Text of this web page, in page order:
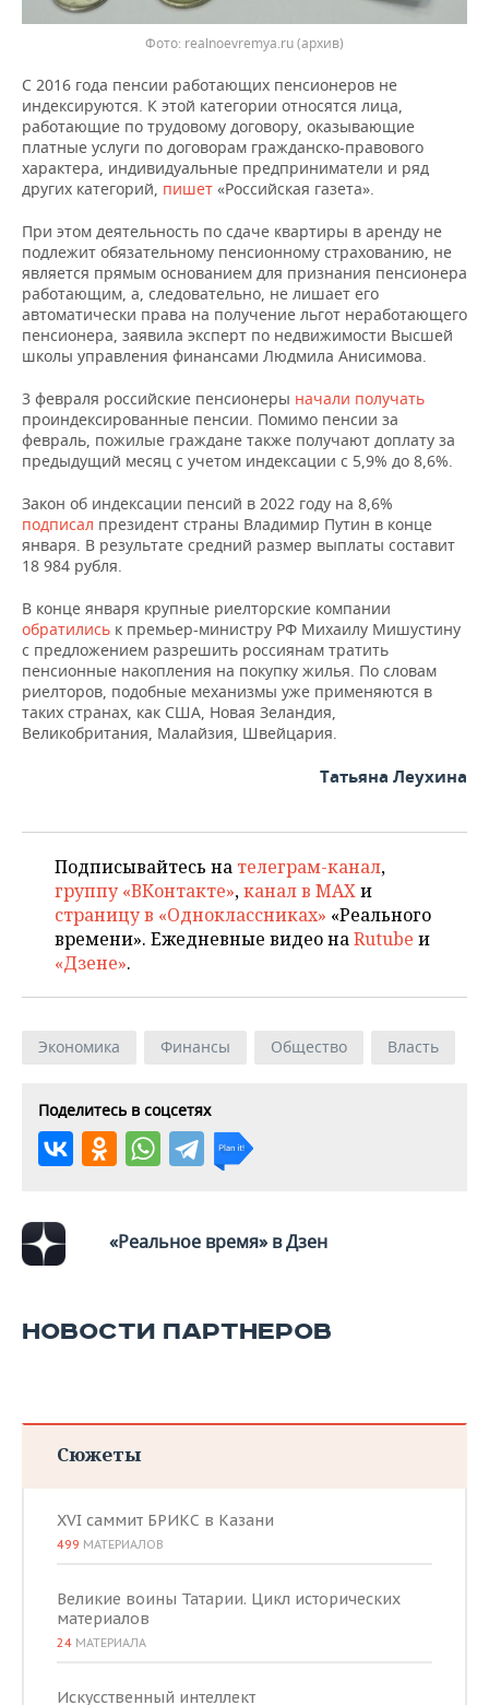
Фото: realnoevremya.ru (архив)
С 2016 года пенсии работающих пенсионеров не
индексируются. К этой категории относятся лица,
работающие по трудовому договору, оказывающие
платные услуги по договорам гражданско-правового
характера, индивидуальные предприниматели и ряд
других категорий, пишет «Российская газета».
При этом деятельность по сдаче квартиры в аренду не
подлежит обязательному пенсионному страхованию, не
является прямым основанием для признания пенсионера
работающим, а, следовательно, не лишает его
автоматически права на получение льгот неработающего
пенсионера, заявила эксперт по недвижимости Высшей
школы управления финансами Людмила Анисимова.
3 февраля российские пенсионеры начали получать
проиндексированные пенсии. Помимо пенсии за
февраль, пожилые граждане также получают доплату за
предыдущий месяц с учетом индексации с 5,9% до 8,6%.
Закон об индексации пенсий в 2022 году на 8,6%
подписал президент страны Владимир Путин в конце
января. В результате средний размер выплаты составит
18 984 рубля.
В конце января крупные риелторские компании
обратились к премьер-министру РФ Михаилу Мишустину
с предложением разрешить россиянам тратить
пенсионные накопления на покупку жилья. По словам
риелторов, подобные механизмы уже применяются в
таких странах, как США, Новая Зеландия,
Великобритания, Малайзия, Швейцария.
Татьяна Леухина
Подписывайтесь на телеграм-канал,
группу «ВКонтакте»,канал в MAXи
страницу в «Одноклассниках» «Реального
времени». Ежедневные видео наRutube и
«Дзене».
Экономика Финансы Общество Власть
Поделитесь в соцсетях
«Реальное время» в Дзен
НОВОСТИ ПАРТНЕРОВ
Сюжеты
XVI саммит БРИКС в Казани
499 МАТЕРИАЛОВ
Великие воины Татарии. Цикл исторических
материалов
24 МАТЕРИАЛА
Искусственный интеллект